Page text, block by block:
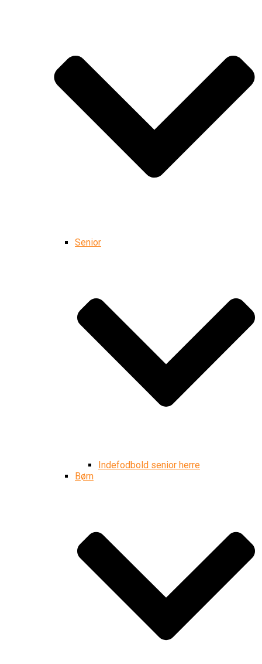
Senior
Indefodbold senior herre
Børn